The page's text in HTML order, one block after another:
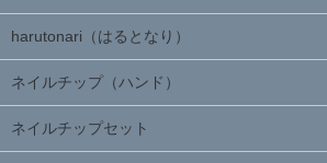
harutonari（はるとなり）
ネイルチップ（ハンド）
ネイルチップセット